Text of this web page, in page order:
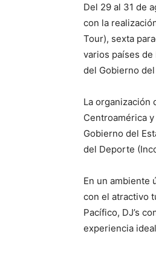
Del 29 al 31 de
con la
Tour), sexta
varios países
del Gobierno
La organización
Centroamérica
Gobierno del
del Deporte
En un ambiente
con el atractivo
Pacífico, DJ’s
experiencia